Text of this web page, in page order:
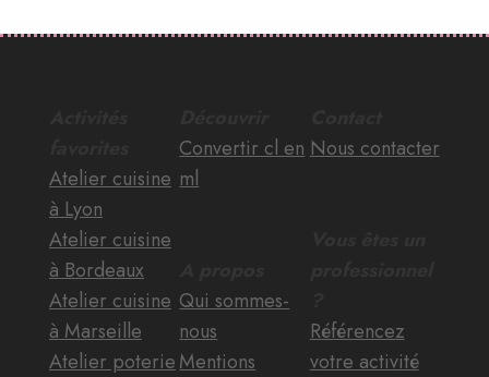
Atelier cuisine
à Lyon
Atelier cuisine
à Bordeaux
Atelier cuisine
à Marseille
Atelier poterie
Convertir cl en
ml
Qui sommes-
nous
Mentions
Nous contacter
Référencez
votre activité